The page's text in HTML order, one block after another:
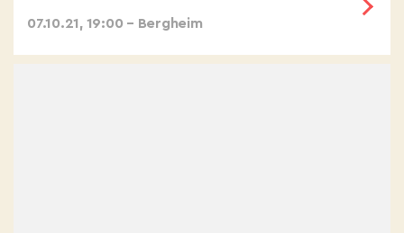
07.10.21, 19:00 – Bergheim